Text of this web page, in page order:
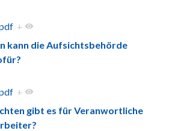
+
kann die Aufsichtsbehörde
+
gibt es für Veranwortliche